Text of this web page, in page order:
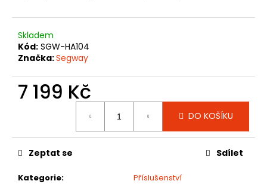
Skladem
Kód: SGW-HA104
Značka:Segway
7 199 Kč
DO KOŠÍKU
Kategorie:
Příslušenství
Zeptat se Sdílet
D
o
p
j
e
m
e